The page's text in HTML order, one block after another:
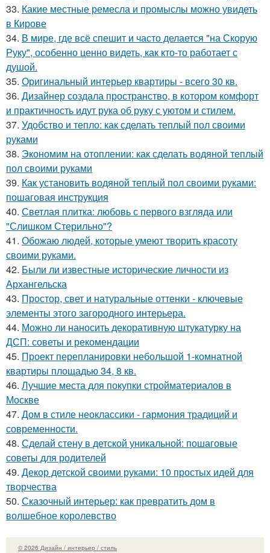
33. Какие местные ремесла и промыслы можно увидеть
в Кирове
34. В мире, где всё спешит и часто делается "на Скорую
Руку", особенно ценно видеть, как кто-то работает с
душой.
35. Оригинальный интерьер квартиры - всего 30 кв.
36. Дизайнер создала пространство, в котором комфорт
и практичность идут рука об руку с уютом и стилем.
37. Удобство и тепло: как сделать теплый пол своими
руками
38. Экономим на отоплении: как сделать водяной теплый
пол своими руками
39. Как установить водяной теплый пол своими руками:
пошаговая инструкция
40. Светлая плитка: любовь с первого взгляда или
"Слишком Стерильно"?
41. Обожаю людей, которые умеют творить красоту
своими руками.
42. Были ли известные исторические личности из
Архангельска
43. Простор, свет и натуральные оттенки - ключевые
элементы этого загородного интерьера.
44. Можно ли наносить декоративную штукатурку на
ДСП: советы и рекомендации
45. Проект перепланировки небольшой 1-комнатной
квартиры площадью 34, 8 кв.
46. Лучшие места для покупки стройматериалов в
Москве
47. Дом в стиле неоклассики - гармония традиций и
современности.
48. Сделай стену в детской уникальной: пошаговые
советы для родителей
49. Декор детской своими руками: 10 простых идей для
творчества
50. Сказочный интерьер: как превратить дом в
волшебное королевство
© 2026 Дизайн / интерьер / стиль